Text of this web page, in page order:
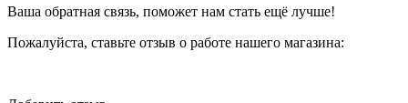
Ваша обратная связь, поможет нам стать ещё лучше!
Пожалуйста, ставьте отзыв о работе нашего магазина: